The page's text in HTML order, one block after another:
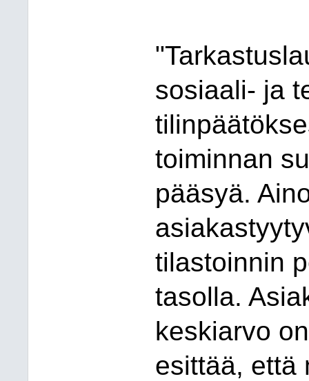
sosiaali- ja
toiminnan
pääsyä.
tilastoinnin
tasolla.
keskiarvo
esittää, että